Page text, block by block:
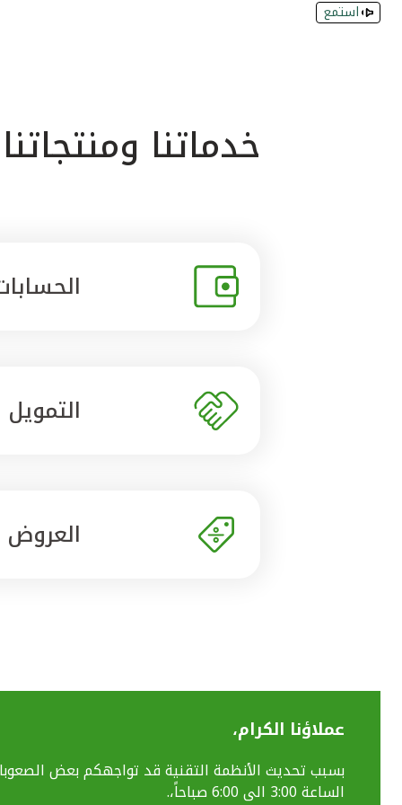
استمع
خدماتنا ومنتجاتنا
التمويل
العروض
عملاؤنا الكرام،
الساعة 3:00 الى 6:00 صباحاً،.